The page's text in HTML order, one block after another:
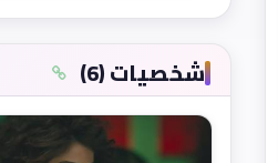
شخصيات (6)